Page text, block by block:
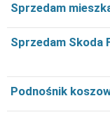
Sprzedam
Sprzedam Skoda
Podnośnik